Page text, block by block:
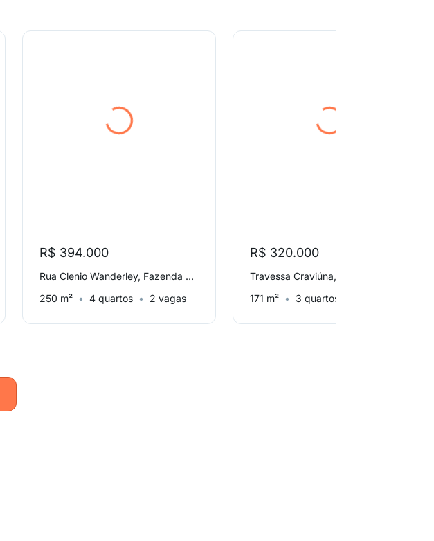
R$ 394.000
Rua Clenio Wanderley, Fazenda da Juta
250 m²
4 quartos 2 vagas
R$ 320.000
171 m²
3 quartos